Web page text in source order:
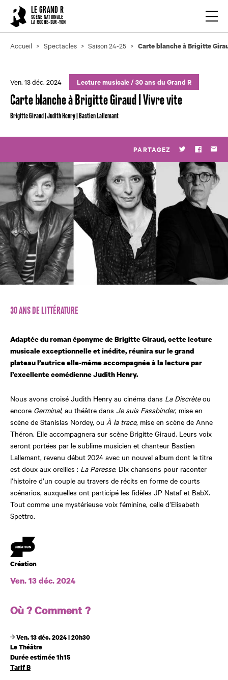
LE GRAND R
SCÈNE NATIONALE
LA ROCHE-SUR-YON
Accueil Spectacles Saison 24-25 Carte blanche à Brigitte
Ven. 13 déc. 2024 Lecture musicale/30 ans du Grand R
Carte blanche à Brigitte Giraud | Vivre vite
Brigitte Giraud | Judith Henry | Bastien Lallemant
PARTAGEZ Twitter
30 ANS DE LITTÉRATURE
Adaptée du roman éponyme de Brigitte Giraud, cette lecture
musicale exceptionnelle et inédite, réunira sur le grand
plateau l’autrice elle-même accompagnée à la lecture par
l’excellente comédienne Judith Henry.
Nous avons croisé Judith Henry au cinéma dans La Discrèteou
encore Germinal, au théâtre dans Je suis Fassbinder, mise en
scène de Stanislas Nordey, ou À la trace, mise en scène de Anne
Théron. Elle accompagnera sur scène Brigitte Giraud. Leurs voix
seront portées par le sublime musicien et chanteur Bastien
Lallemant, revenu début 2024 avec un nouvel album dont le titre
est doux aux oreilles : La Paresse. Dix chansons pour raconter
l’histoire d’un couple au travers de récits en forme de courts
scénarios, auxquelles ont participé les fidèles JP Nataf et BabX.
Tout comme une mystérieuse voix féminine, celle d’Elisabeth
Spettro.
Création
Création
Ven. 13 déc. 2024
Où ? Comment ?
Ven. 13 déc. 2024 | 20h30
Le Théâtre
Durée estimée 1h15
Tarif B
Cookies management panel